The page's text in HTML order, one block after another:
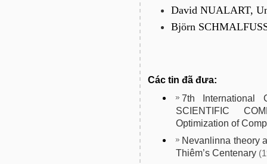
David NUALART,
Björn
Các tin đã đưa:
7th International
SCIENTIFIC
Optimization of
Nevanlinna theory
Thiêm’s Centenary